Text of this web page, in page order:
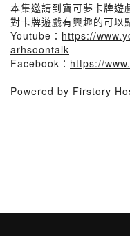
本集邀請到寶可夢卡牌遊
對卡牌遊戲有興趣的可以
Youtube： https://
arhsoontalk
Facebook： https://
Powered by Firstory